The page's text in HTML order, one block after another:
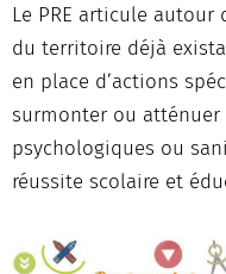
Le PRE articule autour
du territoire déjà
en place d’actions
surmonter ou atténuer
psychologiques ou
réussite scolaire et